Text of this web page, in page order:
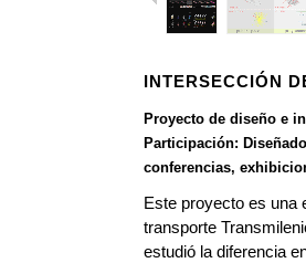
INTERSECCIÓN
Proyecto de diseño e
Participación:
conferencias,
Este proyecto es una
transporte
estudió la diferencia